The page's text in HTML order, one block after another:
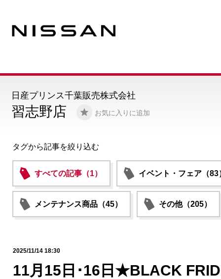
習志野店 お気に入りに追加
日産プリンス千葉販売株式会社
タグから記事を絞り込む
すべての記事（1） イベント・フェア（83
メンテナンス商品（45） その他（205）
2025/11/14 18:30
11月15日･16日★BLACK